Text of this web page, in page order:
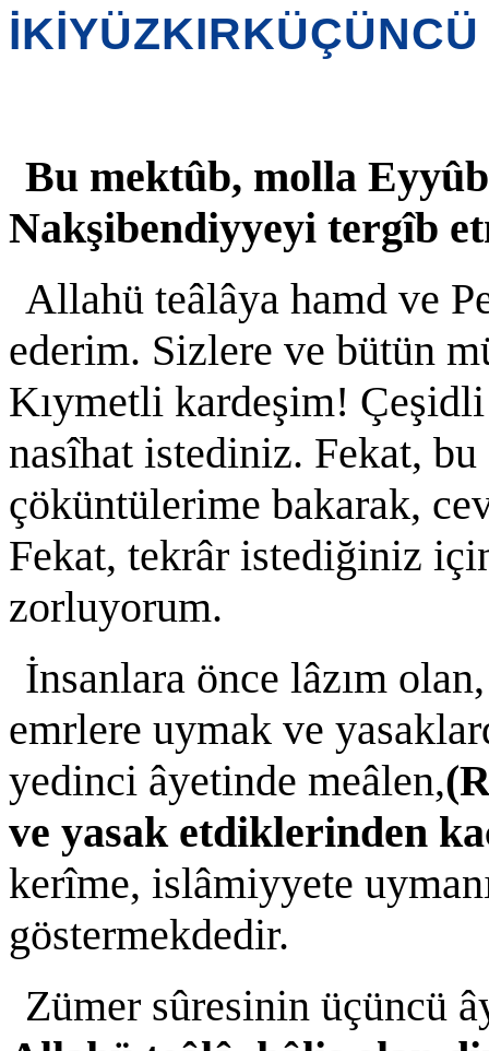
Bu mektûb, molla
Nakşibendiyyeyi tergîb
Allahü teâlâya hamd ve
ederim. Sizlere ve bütün
Kıymetli kardeşim!
nasîhat istediniz. Fekat, bu
çöküntülerime bakarak,
Fekat, tekrâr istediğiniz
zorluyorum.
İnsanlara önce lâzım
emrlere uymak ve
yedinci âyetinde meâlen,
ve yasak etdiklerinden
kerîme, islâmiyyete
göstermekdedir.
Zümer sûresinin üçüncü